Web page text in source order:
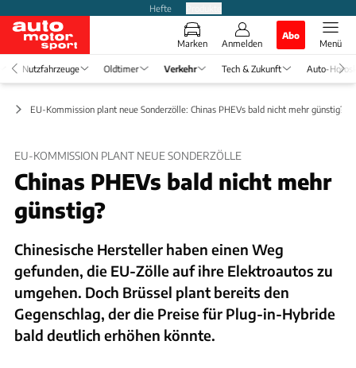
Hefte
Marken Anmelden
Abo
Menü
Nutzfahrzeuge Oldtimer Verkehr Tech & Zukunft Auto-
EU-Kommission plant neue Sonderzölle: Chinas PHEVs bald nicht mehr günstig?
EU-KOMMISSION PLANT NEUE SONDERZÖLLE
Chinas PHEVs bald nicht mehr
günstig?
Chinesische Hersteller haben einen Weg
gefunden, die EU-Zölle auf ihre Elektroautos zu
umgehen. Doch Brüssel plant bereits den
Gegenschlag, der die Preise für Plug-in-Hybride
bald deutlich erhöhen könnte.